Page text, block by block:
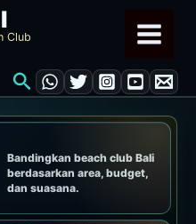
Club
Cari
Bandingkan beach club Bali
berdasarkan area, budget,
dan suasana.